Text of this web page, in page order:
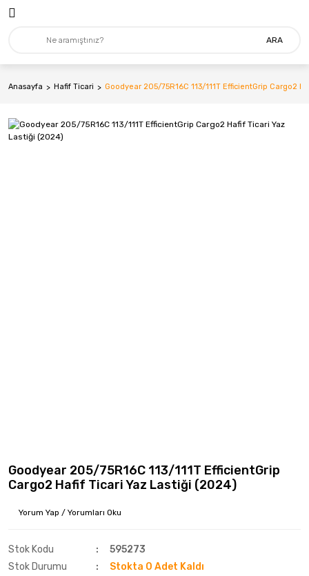
ARA
Anasayfa Hafif Ticari Goodyear 205/75R16C 113/111T EfficientGrip Cargo2
Goodyear 205/75R16C 113/111T EfficientGrip
Cargo2 Hafif Ticari Yaz Lastiği (2024)
Yorum Yap / Yorumları Oku
Stok Kodu
595273
Stok Durumu
Stokta 0 Adet Kaldı